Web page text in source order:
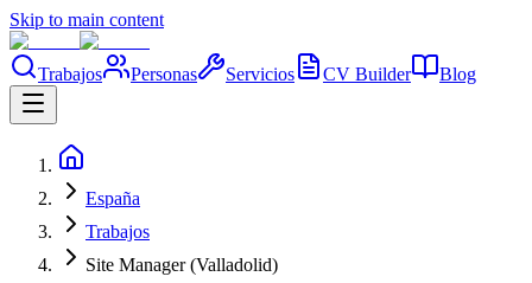
Skip to main content
Trabajos Personas Servicios CV Builder Blog
España
Trabajos
Site Manager (Valladolid)